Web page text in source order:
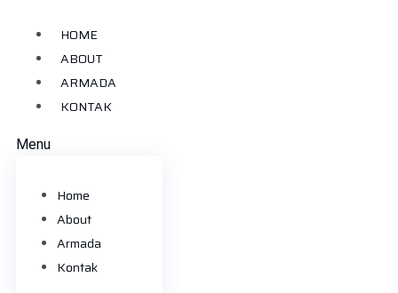
HOME
ABOUT
ARMADA
KONTAK
Menu
Home
About
Armada
Kontak